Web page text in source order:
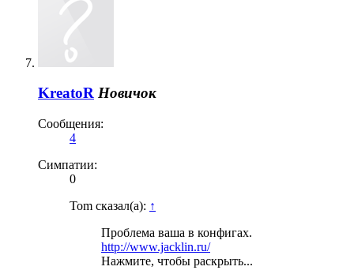
KreatoR Новичок
Сообщения:
4
Симпатии:
0
Tom сказал(а): ↑
Проблема ваша в конфигах.
http://www.jacklin.ru/
Нажмите, чтобы раскрыть...